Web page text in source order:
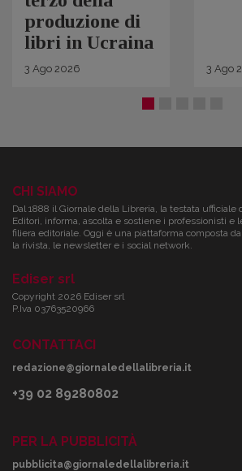
produzione di
libri in Ucraina
3 Ago 2026 3 Ago
CHI SIAMO
Dal 1888 il Giornale della Libreria, la testata ufficiale
Editori, informa, ascolta e sostiene i professionisti e
filiera editoriale. Oggi è una piattaforma composta
la rivista, le newsletter e i social network.
Ediser srl
Copyright 2026 Ediser srl
P.Iva 03763520966
CONTATTACI
redazione@giornaledellalibreria.it
+39 02 89280802
PER LA PUBBLICITÀ
pubblicita@giornaledellalibreria.it